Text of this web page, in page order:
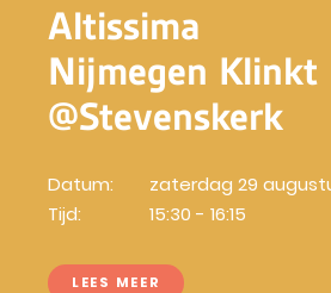
Altissima
Nijmegen Klinkt
@Stevenskerk
Datum:
Tijd:
zaterdag 29
15:30 - 16:15
LEES MEER